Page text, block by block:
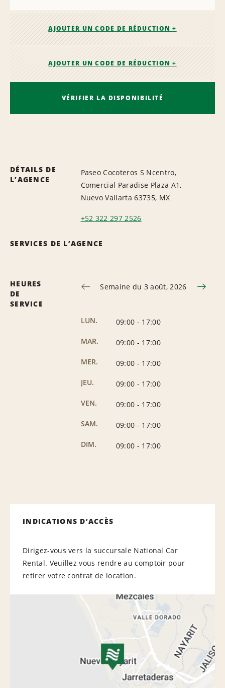
AJOUTER UN CODE DE RÉDUCTION +
AJOUTER UN CODE DE RÉDUCTION +
VÉRIFIER LA DISPONIBILITÉ
DÉTAILS DE
L’AGENCE
Paseo Cocoteros S Ncentro,
Comercial Paradise Plaza A1,
Nuevo Vallarta 63735, MX
+52 322 297 2526
SERVICES DE L’AGENCE
HEURES
DE
SERVICE
Semaine du 3 août, 2026
LUN. 09:00 - 17:00
MAR.
09:00 - 17:00
MER.
09:00 - 17:00
JEU.
09:00 - 17:00
VEN.
09:00 - 17:00
SAM.
09:00 - 17:00
DIM.
09:00 - 17:00
INDICATIONS D’ACCÈS
Dirigez-vous vers la succursale National Car
Rental. Veuillez vous rendre au comptoir pour
retirer votre contrat de location.